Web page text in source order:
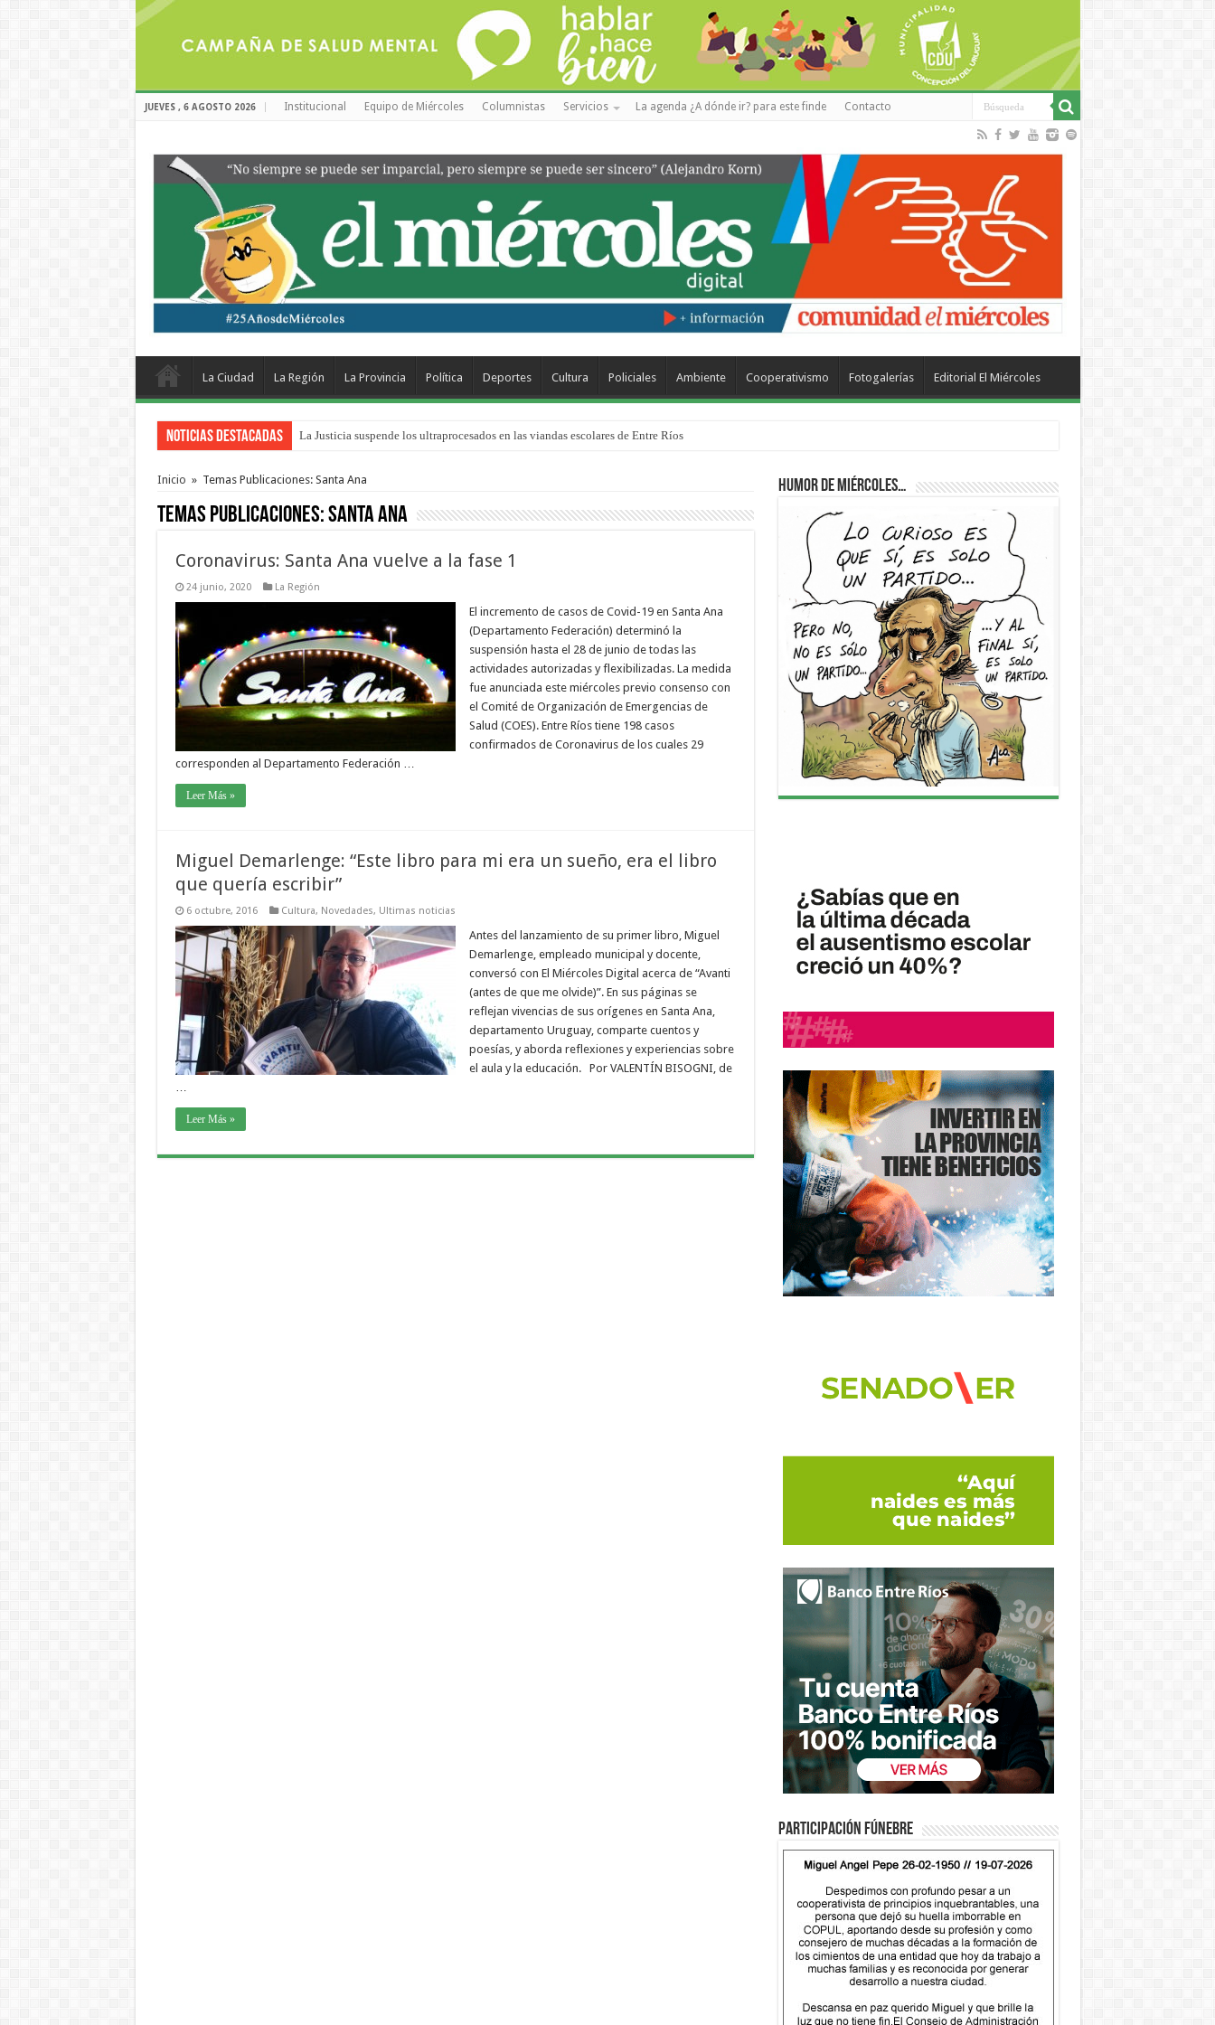
JUEVES , 6 AGOSTO 2026 Institucional Equipo de Miércoles Columnistas Servicios La agenda ¿A dónde ir? para este finde Contacto
La Ciudad La Región La Provincia Política Deportes Cultura Policiales Ambiente Cooperativismo Fotogalerías Editorial El Miércoles
Noticias Destacadas La Justicia suspende los ultraprocesados en las viandas escolares de Entre Ríos
Se presentará la obra “La Runfla de los Macanos”
Inicio » Temas Publicaciones: Santa Ana
Temas Publicaciones:Santa Ana
Coronavirus: Santa Ana vuelve a la fase 1
24 junio, 2020 La Región
El incremento de casos de Covid-19 en Santa Ana
(Departamento Federación) determinó la
suspensión hasta el 28 de junio de todas las
actividades autorizadas y flexibilizadas. La medida
fue anunciada este miércoles previo consenso con
el Comité de Organización de Emergencias de
Salud (COES). Entre Ríos tiene 198 casos
confirmados de Coronavirus de los cuales 29
corresponden al Departamento Federación …
Leer Más »
Miguel Demarlenge: “Este libro para mi era un sueño, era el libro
que quería escribir”
6 octubre, 2016 Cultura, Novedades, Ultimas noticias
Antes del lanzamiento de su primer libro, Miguel
Demarlenge, empleado municipal y docente,
conversó con El Miércoles Digital acerca de “Avanti
(antes de que me olvide)”. En sus páginas se
reflejan vivencias de sus orígenes en Santa Ana,
departamento Uruguay, comparte cuentos y
poesías, y aborda reflexiones y experiencias sobre
el aula y la educación. Por VALENTÍN BISOGNI, de
Leer Más »
Humor de Miércoles…
Participación fúnebre